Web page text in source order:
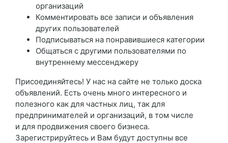
организаций
Комментировать все записи и объявления
других пользователей
Подписываться на понравившиеся категории
Общаться с другими пользователями по
внутреннему мессенджеру
Присоединяйтесь! У нас на сайте не только доска
объявлений. Есть очень много интересного и
полезного как для частных лиц, так для
предпринимателей и организаций, в том числе
и для продвижения своего бизнеса.
Зарегистрируйтесь и Вам будут доступны все